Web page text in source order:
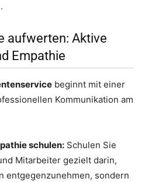
aufwerten: Aktive
Empathie
beginnt mit einer
Kommunikation am
schulen: Schulen Sie
Mitarbeiter gezielt darin,
entgegenzunehmen, sondern